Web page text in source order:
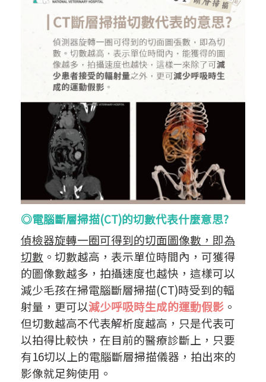
◎電腦斷層掃描(CT)的切數代表什麼意思?
偵檢器旋轉一圈可得到的切面圖像數，即為
切數 。切數越高，表示單位時間內，可獲得
的圖像數越多，拍攝速度也越快，這樣可以
減少毛孩在掃電腦斷層掃描(CT)時受到的輻
射量，更可以減少呼吸時生成的運動假影 。
但切數越高不代表解析度越高，只是代表可
以拍得比較快，在目前的醫療診斷上，只要
有16切以上的電腦斷層掃描儀器，拍出來的
影像就足夠使用。